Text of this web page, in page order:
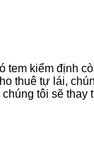
tem kiểm định
thuê tự lái,
tôi sẽ thay